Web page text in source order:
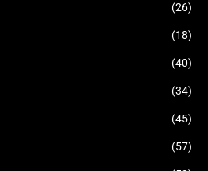
(26)
(18)
(40)
(34)
(45)
(57)